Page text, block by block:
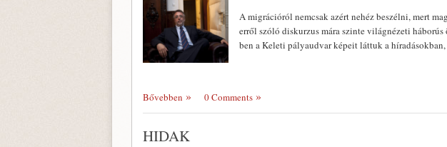
A migrációról nemcsak azért nehéz beszélni, mert
erről szóló diskurzus mára szinte világnézeti
ben a Keleti pályaudvar képeit láttuk a
Bővebben 0 Comments
HIDAK